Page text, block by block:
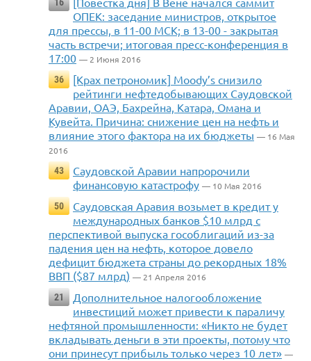
16
ОПЕК: заседание министров, открытое
для прессы, в 11-00 МСК; в 13-00 - закрытая
часть встречи; итоговая пресс-конференция в
17:00 — 2 Июня 2016
36
[Крах петрономик] Moody’s снизило
рейтинги нефтедобывающих Саудовской
Аравии, ОАЭ, Бахрейна, Катара, Омана и
Кувейта. Причина: снижение цен на нефть и
влияние этого фактора на их бюджеты — 16 Мая
2016
43
Саудовской Аравии напророчили
финансовую катастрофу — 10 Мая 2016
50
Саудовская Аравия возьмет в кредит у
международных банков $10 млрд с
перспективой выпуска гособлигаций из-за
падения цен на нефть, которое довело
дефицит бюджета страны до рекордных 18%
ВВП ($87 млрд) — 21 Апреля 2016
21
Дополнительное налогообложение
инвестиций может привести к параличу
нефтяной промышленности: «Никто не будет
вкладывать деньги в эти проекты, потому что
они принесут прибыль только через 10 лет» —